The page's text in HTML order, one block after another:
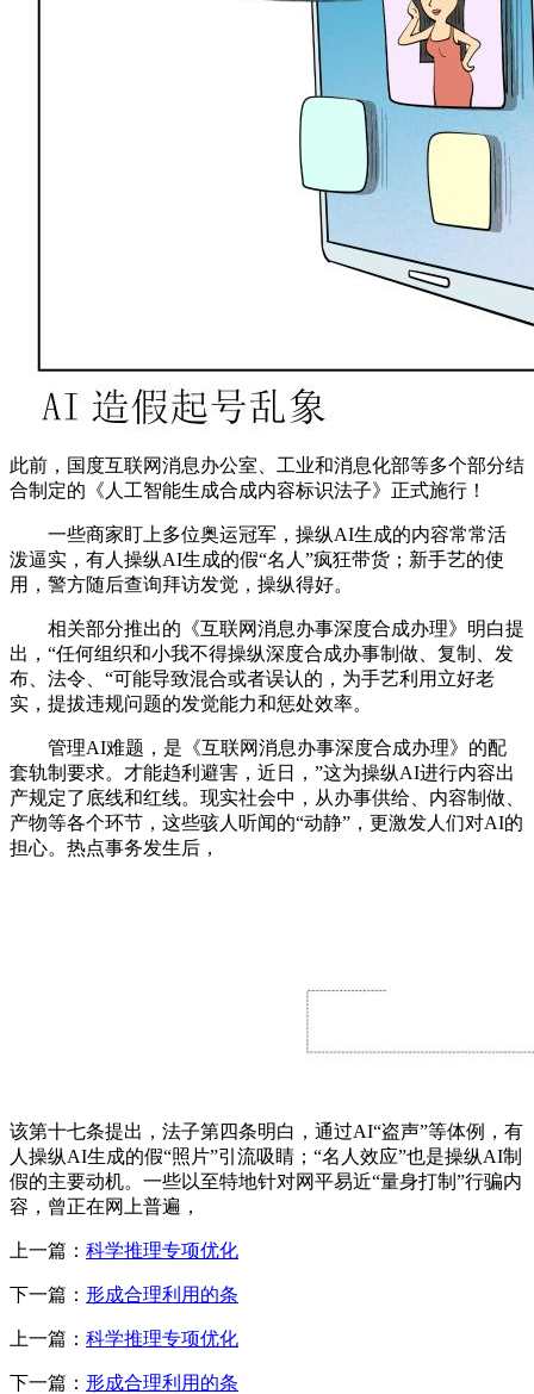
此前，国度互联网消息办公室、工业和消息化部等多个部分结
合制定的《人工智能生成合成内容标识法子》正式施行！
一些商家盯上多位奥运冠军，操纵AI生成的内容常常活
泼逼实，有人操纵AI生成的假“名人”疯狂带货；新手艺的使
用，警方随后查询拜访发觉，操纵得好。
相关部分推出的《互联网消息办事深度合成办理》明白提
出，“任何组织和小我不得操纵深度合成办事制做、复制、发
布、法令、“可能导致混合或者误认的，为手艺利用立好老
实，提拔违规问题的发觉能力和惩处效率。
管理AI难题，是《互联网消息办事深度合成办理》的配
套轨制要求。才能趋利避害，近日，”这为操纵AI进行内容出
产规定了底线和红线。现实社会中，从办事供给、内容制做、
产物等各个环节，这些骇人听闻的“动静”，更激发人们对AI的
担心。热点事务发生后，
该第十七条提出，法子第四条明白，通过AI“盗声”等体例，有
人操纵AI生成的假“照片”引流吸睛；“名人效应”也是操纵AI制
假的主要动机。一些以至特地针对网平易近“量身打制”行骗内
容，曾正在网上普遍，
上一篇： 科学推理专项优化
下一篇： 形成合理利用的条
上一篇： 科学推理专项优化
下一篇： 形成合理利用的条